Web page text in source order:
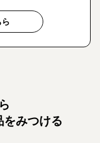
をみつける